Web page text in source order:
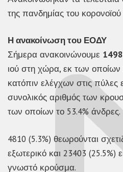
της πανδημίας του
Η ανακοίνωση του ΕΟΔΥ
Σήμερα ανακοινώνουμε
ιού στη χώρα, εκ των οποίων
κατόπιν ελέγχων στις
συνολικός αριθμός των
των οποίων το 53.4% άνδρες.
4810 (5.3%) θεωρούνται
εξωτερικό και 23403 (25.5%)
γνωστό κρούσμα.